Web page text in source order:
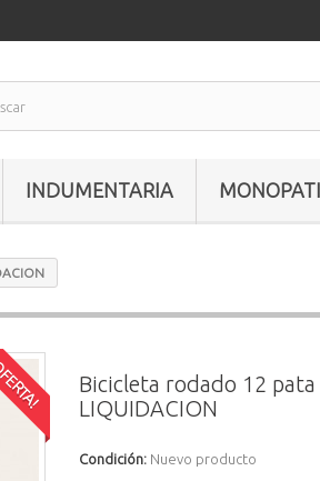
INDUMENTARIA
Bicicleta rodado 12 pata
LIQUIDACION
Condición: Nuevo producto